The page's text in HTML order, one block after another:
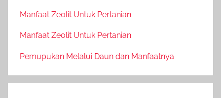
Manfaat Zeolit Untuk Pertanian
Manfaat Zeolit Untuk Pertanian
Pemupukan Melalui Daun dan Manfaatnya